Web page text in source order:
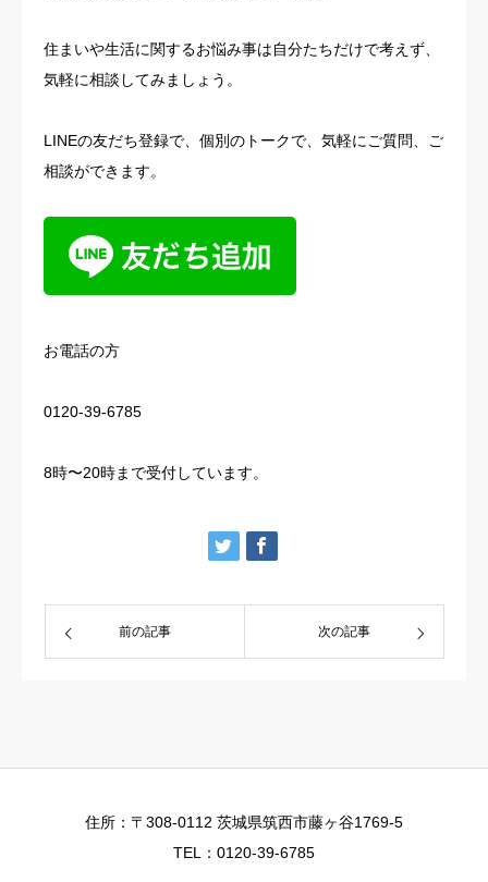
住まいや生活に関するお悩み事は自分たちだけで考えず、
気軽に相談してみましょう。
LINEの友だち登録で、個別のトークで、気軽にご質問、ご
相談ができます。
お電話の方
0120-39-6785
8時〜20時まで受付しています。
前の記事 次の記事
住所：〒308-0112 茨城県筑西市藤ヶ谷1769-5
TEL：0120-39-6785